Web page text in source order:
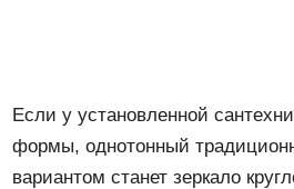
Если у установленной
формы, однотонный
вариантом станет зеркало